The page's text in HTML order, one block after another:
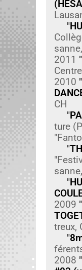
"
2011 "
2010 "
CH
"
ture
"
"
2009 "
treux,
"
2008 "